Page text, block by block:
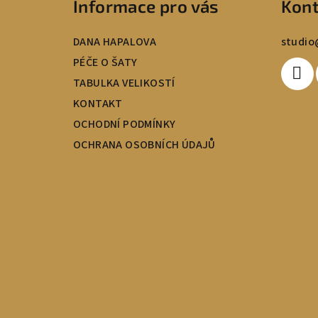
Informace pro vás
DANA HAPALOVA
PÉČE O ŠATY
TABULKA VELIKOSTÍ
KONTAKT
OCHODNÍ PODMÍNKY
OCHRANA OSOBNÍCH ÚDAJŮ
studio